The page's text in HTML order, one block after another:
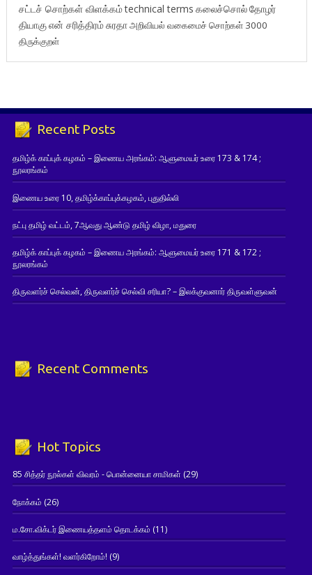
சட்டச் சொற்கள் விளக்கம்technical terms கலைச்சொல்தோழர்
தியாகுஎன் சரித்திரம்சுரதாஅறிவியல் வகைமைச் சொற்கள் 3000
திருக்குறள்
Recent Posts
தமிழ்க் காப்புக் கழகம் – இணைய அரங்கம்: ஆளுமையர் உரை 173 & 174 ;
நூலரங்கம்
இணைய உரை 10, தமிழ்க்காப்புக்கழகம், புதுதில்லி
நட்பு தமிழ் வட்டம், 7ஆவது ஆண்டு தமிழ் விழா, மதுரை
தமிழ்க் காப்புக் கழகம் – இணைய அரங்கம்: ஆளுமையர் உரை 171 & 172 ;
நூலரங்கம்
திருவளர்ச் செல்வன், திருவளர்ச் செல்வி சரியா? – இலக்குவனார் திருவள்ளுவன்
Recent Comments
Hot Topics
85 சித்தர் நூல்கள் விவரம் - பொன்னையா சாமிகள் (29)
நோக்கம் (26)
ம.சோ.விக்டர் இணையத்தளம் தொடக்கம் (11)
வாழ்த்துங்கள்! வளர்கிறோம்! (9)